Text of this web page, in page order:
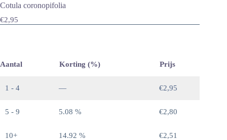
Cotula coronopifolia
€2,95
Aantal Korting (%) Prijs
1 - 4 — €2,95
5 - 9 5.08 % €2,80
10+ 14.92 % €2,51